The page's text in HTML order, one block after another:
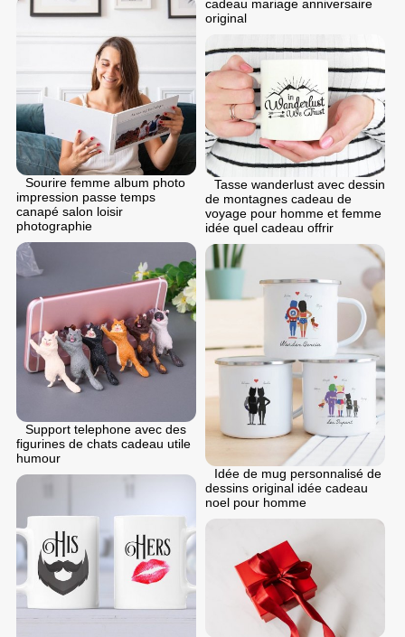
cadeau mariage anniversaire
original
Sourire femme album photo
impression passe temps
canapé salon loisir
photographie
Tasse wanderlust avec dessin
de montagnes cadeau de
voyage pour homme et femme
idée quel cadeau offrir
Support telephone avec des
figurines de chats cadeau utile
humour
Idée de mug personnalisé de
dessins original idée cadeau
noel pour homme